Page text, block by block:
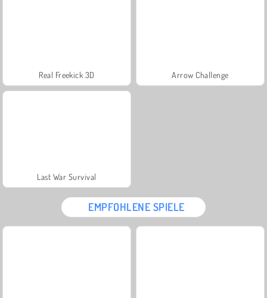
Real Freekick 3D Arrow Challenge
Last War Survival
EMPFOHLENE SPIELE